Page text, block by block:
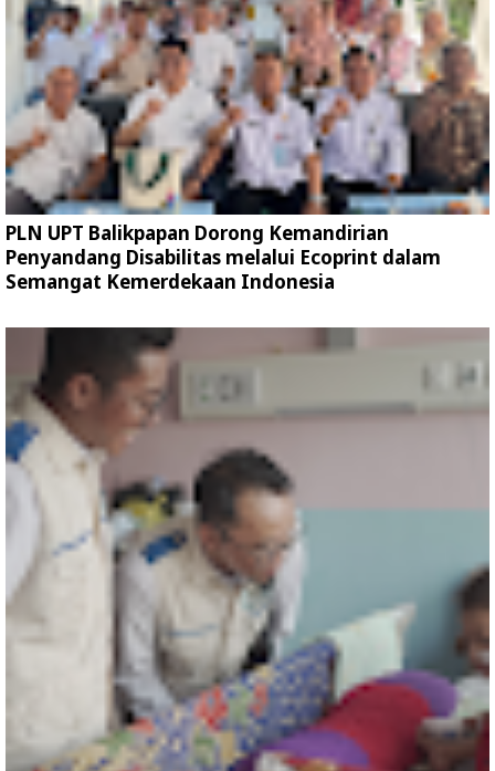
PLN UPT Balikpapan Dorong Kemandirian
Penyandang Disabilitas melalui Ecoprint dalam
Semangat Kemerdekaan Indonesia